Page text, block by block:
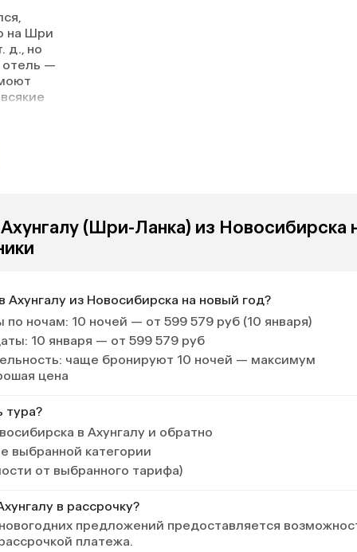
на Шри
д., но
отель —
живут
океан
волнах
2
$,
(Шри-Ланка) из Новосибирска
Ахунгалу из Новосибирска на новый год?
по ночам: 10 ночей — от 599 579 руб (10 января)
: 10 января — от 599 579 руб
: чаще бронируют 10 ночей — максимум
цена
тура?
в Ахунгалу и обратно
выбранной категории
от выбранного тарифа)
в рассрочку?
предложений предоставляется
платежа.